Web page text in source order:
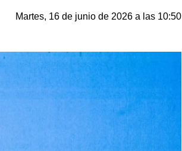
Martes, 16 de junio de 2026 a las 10:50